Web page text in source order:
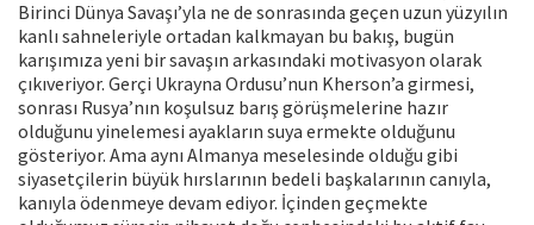
Birinci Dünya Savaşı’yla ne de sonrasında geçen uzun yüzyılın
kanlı sahneleriyle ortadan kalkmayan bu bakış, bugün
karışımıza yeni bir savaşın arkasındaki motivasyon olarak
çıkıveriyor. Gerçi Ukrayna Ordusu’nun Kherson’a girmesi,
sonrası Rusya’nın koşulsuz barış görüşmelerine hazır
olduğunu yinelemesi ayakların suya ermekte olduğunu
gösteriyor. Ama aynı Almanya meselesinde olduğu gibi
siyasetçilerin büyük hırslarının bedeli başkalarının canıyla,
kanıyla ödenmeye devam ediyor. İçinden geçmekte